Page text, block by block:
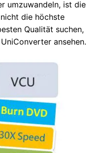
umzuwandeln, ist die
die höchste
Qualität suchen,
ansehen.